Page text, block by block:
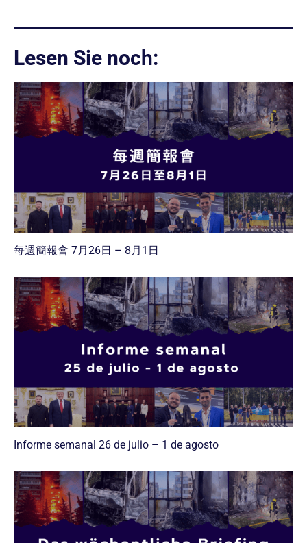
Lesen Sie noch:
每週簡報會 7月26日 – 8月1日
Informe semanal 26 de julio – 1 de agosto